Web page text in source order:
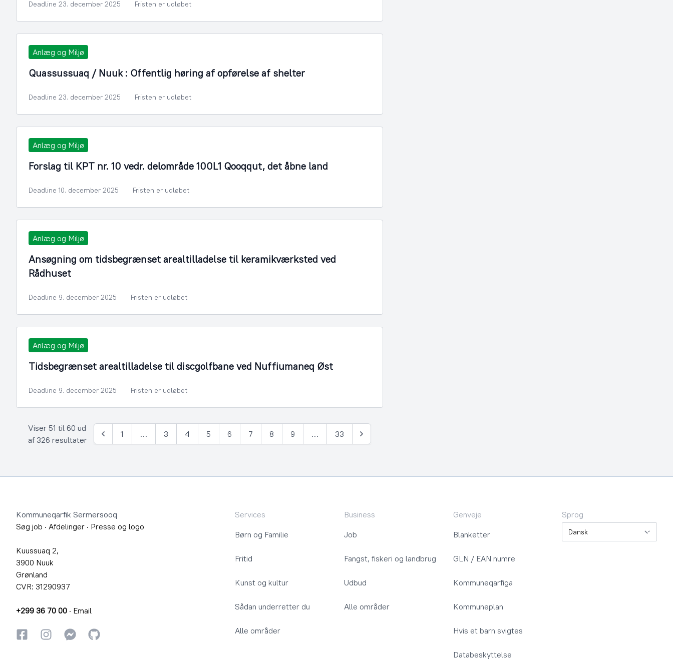
Deadline 23. december 2025 Fristen er udløbet
Anlæg og Miljø
Quassussuaq / Nuuk : Offentlig høring af opførelse af shelter
Deadline 23. december 2025 Fristen er udløbet
Anlæg og Miljø
Forslag til KPT nr. 10 vedr. delområde 100L1 Qooqqut, det åbne land
Deadline 10. december 2025 Fristen er udløbet
Anlæg og Miljø
Ansøgning om tidsbegrænset arealtilladelse til keramikværksted ved
Rådhuset
Deadline 9. december 2025 Fristen er udløbet
Anlæg og Miljø
Tidsbegrænset arealtilladelse til discgolfbane ved Nuffiumaneq Øst
Deadline 9. december 2025 Fristen er udløbet
Viser 51 til 60 ud
af 326 resultater
Forrige
1 … 3 4 5 6 7 8 9 … 33
Næste
Kommuneqarfik Sermersooq
Søg job · Afdelinger · Presse og logo
Kuussuaq 2,
3900 Nuuk
Grønland
CVR: 31290937
+299 36 70 00 · Email
FacebookInstagramInstagram
GitHub
Services
Børn og Familie
Fritid
Kunst og kultur
Sådan underretter du
Alle områder
Business
Job
Fangst, fiskeri og landbrug
Udbud
Alle områder
Genveje
Blanketter
GLN / EAN numre
Kommuneqarfiga
Kommuneplan
Hvis et barn svigtes
Databeskyttelse
Sprog
Sprog